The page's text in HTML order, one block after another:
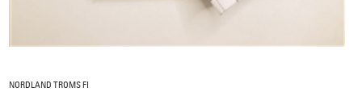
NORDLAND TROMS FI